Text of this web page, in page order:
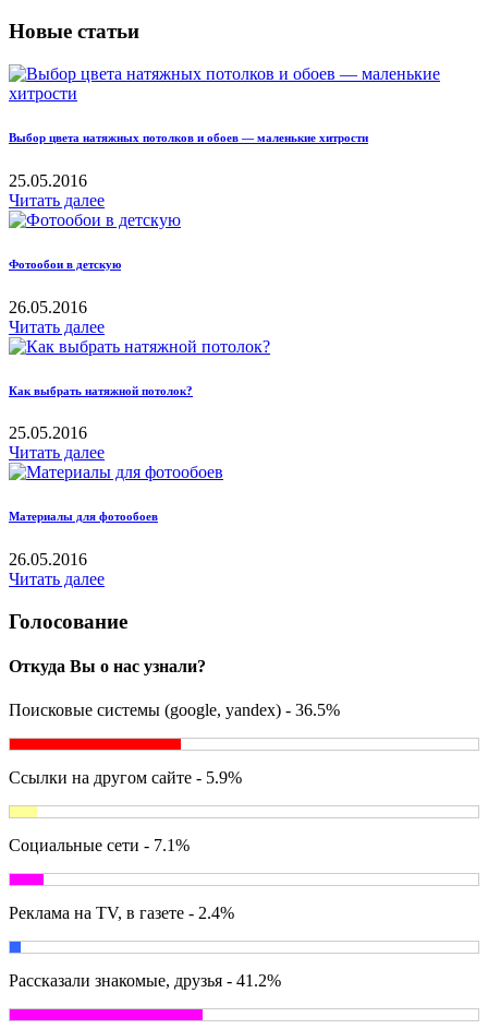
Новые статьи
Выбор цвета натяжных потолков и обоев — маленькие хитрости
25.05.2016
Читать далее
Фотообои в детскую
26.05.2016
Читать далее
Как выбрать натяжной потолок?
25.05.2016
Читать далее
Материалы для фотообоев
26.05.2016
Читать далее
Голосование
Откуда Вы о нас узнали?
Поисковые системы (google, yandex) - 36.5%
Ссылки на другом сайте - 5.9%
Социальные сети - 7.1%
Реклама на TV, в газете - 2.4%
Рассказали знакомые, друзья - 41.2%